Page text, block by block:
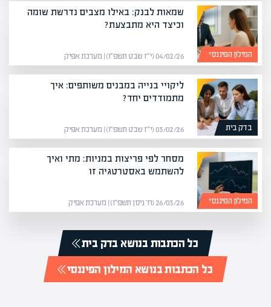
המילון הפיננסי
שמאות לבנק: באילו מצבים נדרשת שומה
וכיצד היא מתבצעת?
04/02/26 (י״ז שבט תשפ״ו) | מערכת אפיק
בדק בית
ליקויי בנייה במבנים משותפים: איך
מתמודדים יחד?
03/02/26 (י״ז שבט תשפ״ו) | מערכת אפיק
המילון הפיננסי
מסחר לפי פריצות במניות: מתי ואיך
להשתמש באסטרטגיה זו
26/03/26 (ח׳ ניסן תשפ״ו) | מערכת אפיק
כל הכתבות בנושא בדק בית
כל הכתבות בנושא המילון הפיננסי